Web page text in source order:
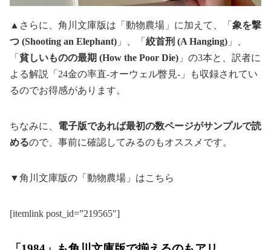
▲さらに、角川文庫版は「動物農場」に加えて、「 象を撃
つ (Shooting an Elephant) 」、「 絞首刑 (A Hanging) 」、
「 貧しいものの最期 (How the Poor Die) 」の3本と、訳者に
よる解説「24金の率直-オーウェル瞥見-」も収録されてい
るのでお得感があります。
ちなみに、 電子版であれば最初の数ページがサンプルで読
めるので、事前に確認してみるのもオススメです。
▼角川文庫版の「動物農場」はこちら
[itemlink post_id=”219565″]